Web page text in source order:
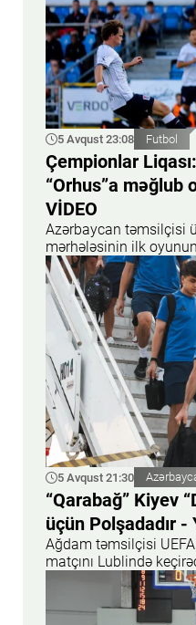
5 Avqust 23:08 Futbol
Çempionlar
“Orhus”a məğlub
VİDEO
Azərbaycan təmsilçisi
mərhələsinin ilk
5 Avqust 21:30
“Qarabağ” Kiyev
üçün Polşadadır -
Ağdam təmsilçisi
matçını Lublində